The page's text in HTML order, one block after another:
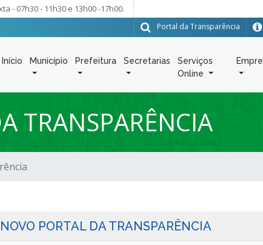
- 07h30 - 11h30 e 13h00 -17h00.
Portal da Transparência
Início Município Prefeitura Secretarias
Serviços
Online
TRANSPARÊNCIA
NOVO PORTAL DA TRANSPARÊNCIA